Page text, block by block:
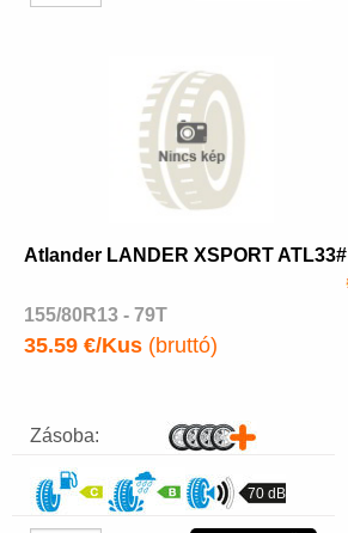
Atlander LANDER XSPORT ATL33#
155/80R13 - 79T
35.59 €/Kus (bruttó)
Zásoba:
70 dB